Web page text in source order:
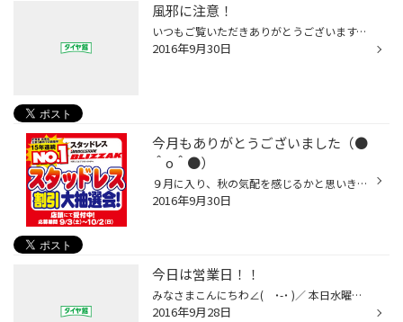
風邪に注意！
いつもご覧いただきありがとうございます。 寒さに負けないぞ〜！ と意気込んでみたものの、 朝、晩は寒く感じますね。 季節の変わり目〜風邪に注意ですね。 スタッドレスタイヤ買い替え予定の方は、いらっしゃいませんか？ ご好評いただいております スタッドレス大抽選会の応募締め切りまで あと...
2016年9月30日
今月もありがとうございました（●
＾o＾●）
９月に入り、秋の気配を感じるかと思いきや、暑い日が続いた一か月でしたね! でもいよいよ明日から10月！ 何かと冬に向けての準備が忙しくなる季節ですね！ 当店でも冬のカーライフをしっかりサポートできるよう、大売出しやイベントを開催予定です!＼(^o^)／ スタッドレスの事なら何でもお気軽にお...
2016年9月30日
今日は営業日！！
みなさまこんにちわ∠( ˙-˙ )／ 本日水曜日は通常定休日です、、が！ 大抽選会締切間近！！ということで営業しちゃいますよー！ 冬タイヤ買わないとな〜とお考えのあなた！ 安く買えるチャンスです！ いつもどおり元気に営業いたしますので みなさまのご来店おまちしていまーす٩(｡•ω•｡) و
2016年9月28日